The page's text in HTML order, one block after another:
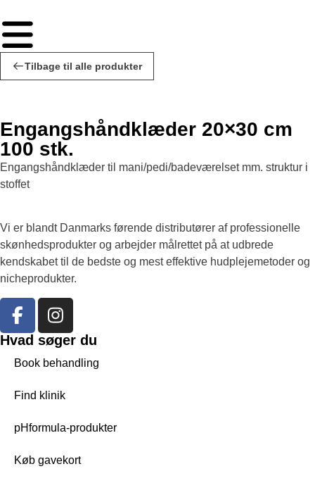
Tilbage til alle produkter
Engangshåndklæder 20×30 cm
100 stk.
Engangshåndklæder til mani/pedi/badeværelset mm. struktur i
stoffet
Vi er blandt Danmarks førende distributører af professionelle
skønhedsprodukter og arbejder målrettet på at udbrede
kendskabet til de bedste og mest effektive hudplejemetoder og
nicheprodukter.
Hvad søger du
Book behandling
Find klinik
pHformula-produkter
Køb gavekort